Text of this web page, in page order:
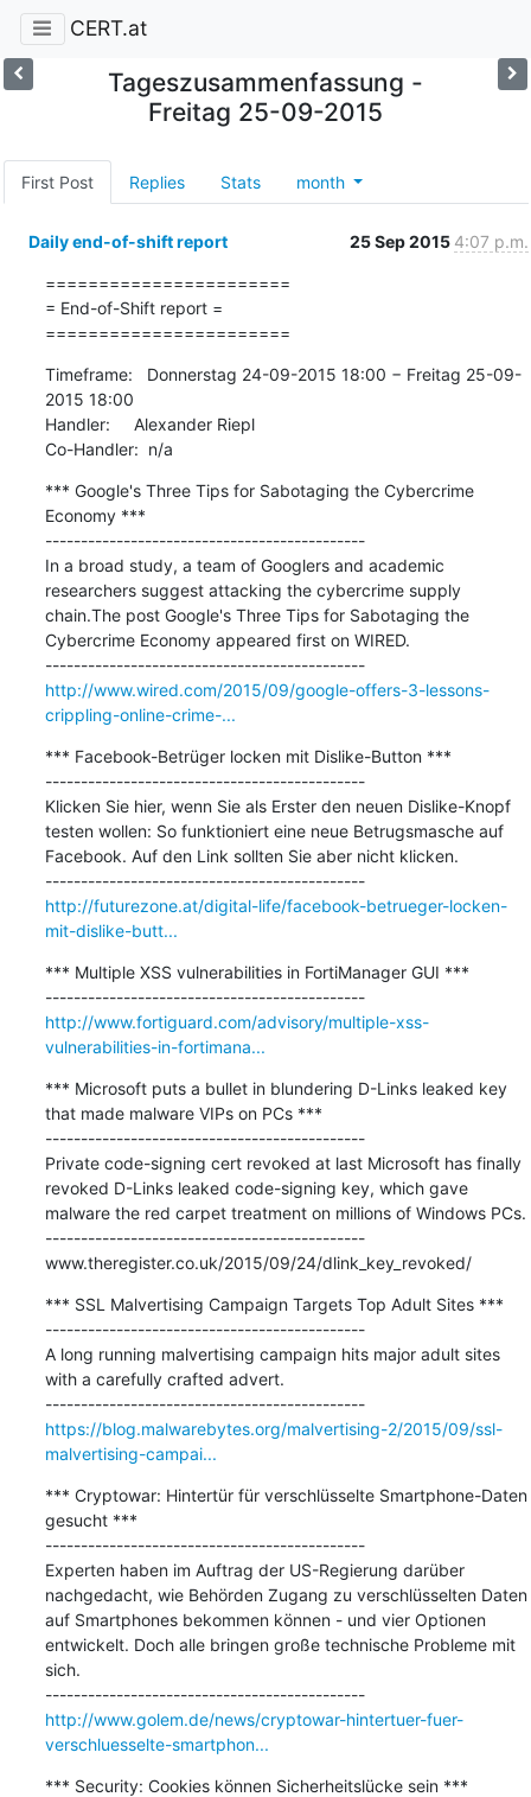
CERT.at
Tageszusammenfassung -
Freitag 25-09-2015
First Post Replies Stats month
Daily end-of-shift report 25 Sep 2015 4:07 p.m.
=======================
= End-of-Shift report =
=======================
Timeframe:   Donnerstag 24-09-2015 18:00 − Freitag 25-09-
2015 18:00
Handler:     Alexander Riepl
Co-Handler:  n/a
*** Google's Three Tips for Sabotaging the Cybercrime
Economy ***
---------------------------------------------
In a broad study, a team of Googlers and academic
researchers suggest attacking the cybercrime supply
chain.The post Google's Three Tips for Sabotaging the
Cybercrime Economy appeared first on WIRED.
---------------------------------------------
http://www.wired.com/2015/09/google-offers-3-lessons-
crippling-online-crime-...
*** Facebook-Betrüger locken mit Dislike-Button ***
---------------------------------------------
Klicken Sie hier, wenn Sie als Erster den neuen Dislike-Knopf
testen wollen: So funktioniert eine neue Betrugsmasche auf
Facebook. Auf den Link sollten Sie aber nicht klicken.
---------------------------------------------
http://futurezone.at/digital-life/facebook-betrueger-locken-
mit-dislike-butt...
*** Multiple XSS vulnerabilities in FortiManager GUI ***
---------------------------------------------
http://www.fortiguard.com/advisory/multiple-xss-
vulnerabilities-in-fortimana...
*** Microsoft puts a bullet in blundering D-Links leaked key
that made malware VIPs on PCs ***
---------------------------------------------
Private code-signing cert revoked at last Microsoft has finally
revoked D-Links leaked code-signing key, which gave
malware the red carpet treatment on millions of Windows PCs.
---------------------------------------------
www.theregister.co.uk/2015/09/24/dlink_key_revoked/
*** SSL Malvertising Campaign Targets Top Adult Sites ***
---------------------------------------------
A long running malvertising campaign hits major adult sites
with a carefully crafted advert.
---------------------------------------------
https://blog.malwarebytes.org/malvertising-2/2015/09/ssl-
malvertising-campai...
*** Cryptowar: Hintertür für verschlüsselte Smartphone-Daten
gesucht ***
---------------------------------------------
Experten haben im Auftrag der US-Regierung darüber
nachgedacht, wie Behörden Zugang zu verschlüsselten Daten
auf Smartphones bekommen können - und vier Optionen
entwickelt. Doch alle bringen große technische Probleme mit
sich.
---------------------------------------------
http://www.golem.de/news/cryptowar-hintertuer-fuer-
verschluesselte-smartphon...
*** Security: Cookies können Sicherheitslücke sein ***